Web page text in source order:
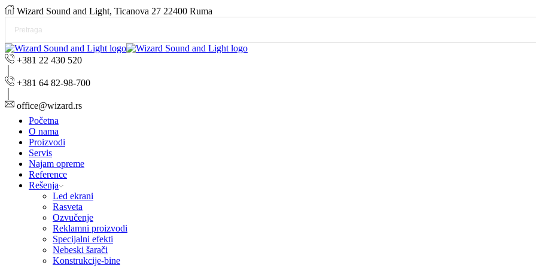
Wizard Sound and Light, Ticanova 27 22400 Ruma
+381 22 430 520
+381 64 82-98-700
office@wizard.rs
Početna
O nama
Proizvodi
Servis
Najam opreme
Reference
Rešenja
Led ekrani
Rasveta
Ozvučenje
Reklamni proizvodi
Specijalni efekti
Nebeski šarači
Konstrukcije-bine